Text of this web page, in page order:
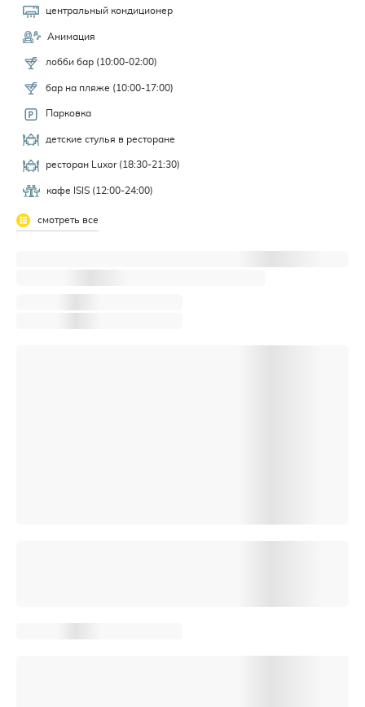
центральный кондиционер
Анимация
лобби бар (10:00-02:00)
бар на пляже (10:00-17:00)
Парковка
детские стулья в ресторане
ресторан Luxor (18:30-21:30)
кафе ISIS (12:00-24:00)
смотреть все